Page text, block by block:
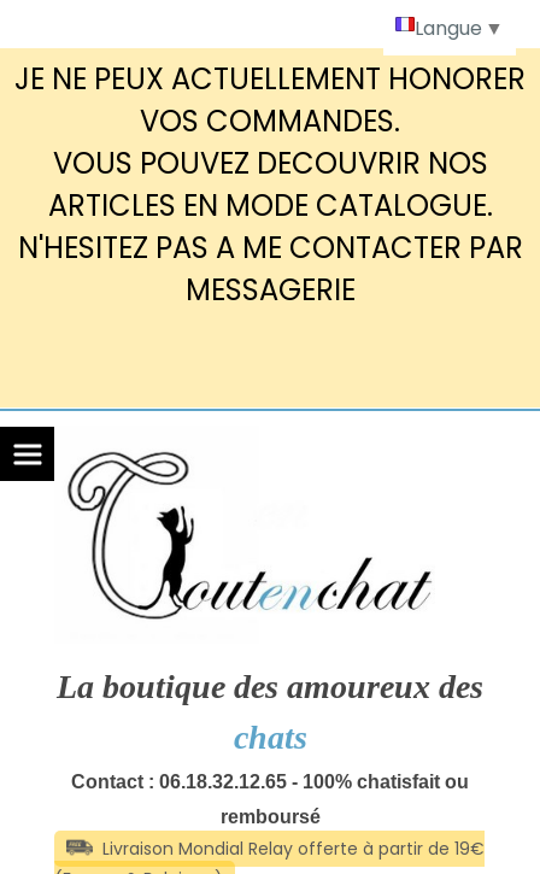
JE NE PEUX ACTUELLEMENT HONORER
VOS COMMANDES.
VOUS POUVEZ DECOUVRIR NOS
ARTICLES EN MODE CATALOGUE.
N'HESITEZ PAS A ME CONTACTER PAR
MESSAGERIE
La boutique des amoureux des
chats
Contact : 06.18.32.12.65 - 100% chatisfait ou
remboursé
Langue ▼